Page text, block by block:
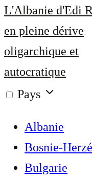
L'Albanie d'Edi
en pleine dérive
oligarchique et
autocratique
Pays
Albanie
Bosnie-
Bulgarie